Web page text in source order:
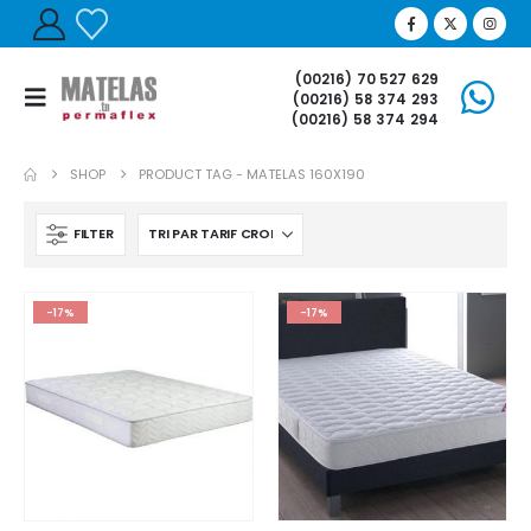
(00216) 70 527 629
(00216) 58 374 293
(00216) 58 374 294
SHOP PRODUCT TAG - MATELAS 160X190
FILTER
-17% -17%